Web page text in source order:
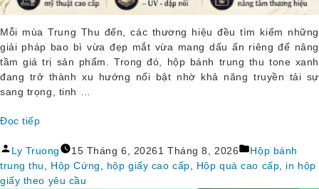
Mỗi mùa Trung Thu đến, các thương hiệu đều tìm kiếm những
giải pháp bao bì vừa đẹp mắt vừa mang dấu ấn riêng để nâng
tầm giá trị sản phẩm. Trong đó, hộp bánh trung thu tone xanh
đang trở thành xu hướng nổi bật nhờ khả năng truyền tải sự
sang trọng, tinh …
Đọc tiếp
Bánh
Trung
Thu
Đăng
bởi
Ly Truong 15 Tháng 6, 20261 Tháng 8, 2026
Đăng
trong
Hộp bánh
trung thu, Hộp Cứng, hộp giấy cao cấp, Hộp quà cao cấp, in hộp
giấy theo yêu cầu